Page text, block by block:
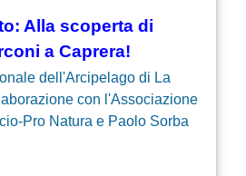
Alla scoperta di
a Caprera!
dell'Arcipelago di La
con l'Associazione
Pro Natura e Paolo Sorba